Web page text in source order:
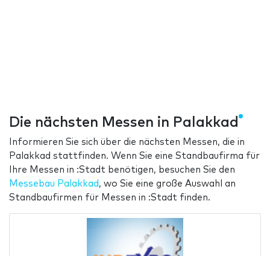
Die nächsten Messen in Palakkad
Informieren Sie sich über die nächsten Messen, die in
Palakkad stattfinden. Wenn Sie eine Standbaufirma für
Ihre Messen in :Stadt benötigen, besuchen Sie den
Messebau Palakkad , wo Sie eine große Auswahl an
Standbaufirmen für Messen in :Stadt finden.